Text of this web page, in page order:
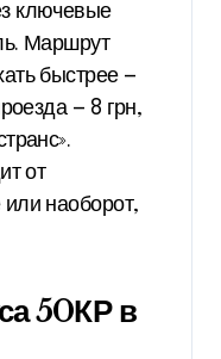
ключевые
Маршрут
быстрее —
— 8 грн,
от
наоборот,
50КР в